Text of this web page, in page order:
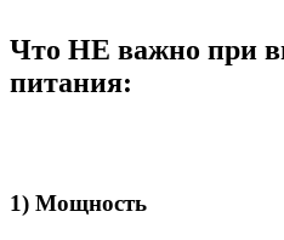
Что НЕ важно при
питания:
1) Мощность